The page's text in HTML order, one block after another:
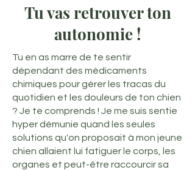
Tu vas retrouver ton
autonomie !
Tu en as marre de te sentir
dépendant des médicaments
chimiques pour gérer les tracas du
quotidien et les douleurs de ton chien
? Je te comprends ! Je me suis sentie
hyper démunie quand les seules
solutions qu'on proposait à mon jeune
chien allaient lui fatiguer le corps, les
organes et peut-être raccourcir sa